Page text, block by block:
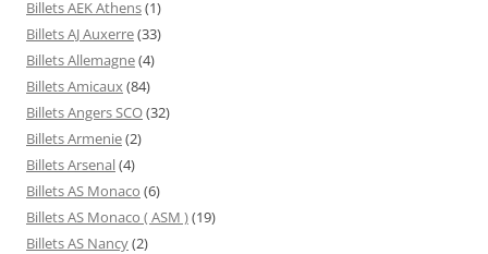
Billets AEK Athens(1)
Billets AJ Auxerre(33)
Billets Allemagne(4)
Billets Amicaux(84)
Billets Angers SCO(32)
Billets Armenie(2)
Billets Arsenal(4)
Billets AS Monaco (6)
Billets AS Monaco ( ASM )(19)
Billets AS Nancy(2)